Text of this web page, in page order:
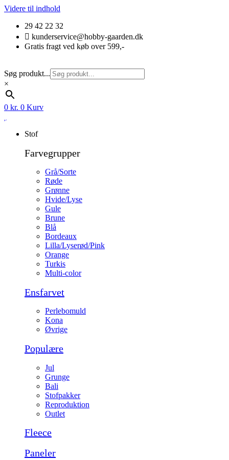
Videre til indhold
29 42 22 32
kunderservice@hobby-gaarden.dk
Gratis fragt ved køb over 599,-
Søg produkt...
×
0 kr. 0 Kurv
Stof
Farvegrupper
Grå/Sorte
Røde
Grønne
Hvide/Lyse
Gule
Brune
Blå
Bordeaux
Lilla/Lyserød/Pink
Orange
Turkis
Multi-color
Ensfarvet
Perlebomuld
Kona
Øvrige
Populære
Jul
Grunge
Bali
Stofpakker
Reproduktion
Outlet
Fleece
Paneler